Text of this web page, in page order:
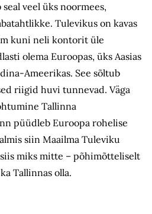
veel üks noormees,
Tulevikus on kavas
kuni neli kontorit üle
olema Euroopas, üks Aasias
Ameerikas. See sõltub
riigid huvi tunnevad. Väga
Tallinna
püüdleb Euroopa rohelise
siin Maailma Tuleviku
miks mitte – põhimõtteliselt
Tallinnas olla.